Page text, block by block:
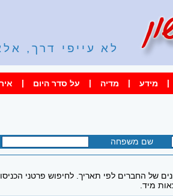
לא עייפי דרך,
| מידע | מדיה | על סדר היום |
שם משפחה
של החברים לפי תאריך. לחיפוש פרטני
מיד.